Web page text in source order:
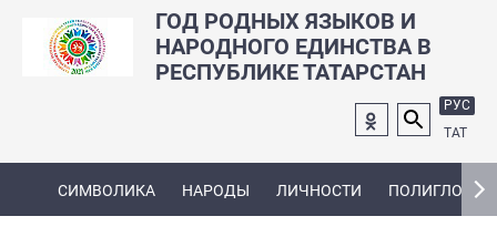
ГОД РОДНЫХ ЯЗЫКОВ И
НАРОДНОГО ЕДИНСТВА В
РЕСПУБЛИКЕ ТАТАРСТАН
РУС
ТАТ
СИМВОЛИКА НАРОДЫ ЛИЧНОСТИ ПОЛИГЛОТ